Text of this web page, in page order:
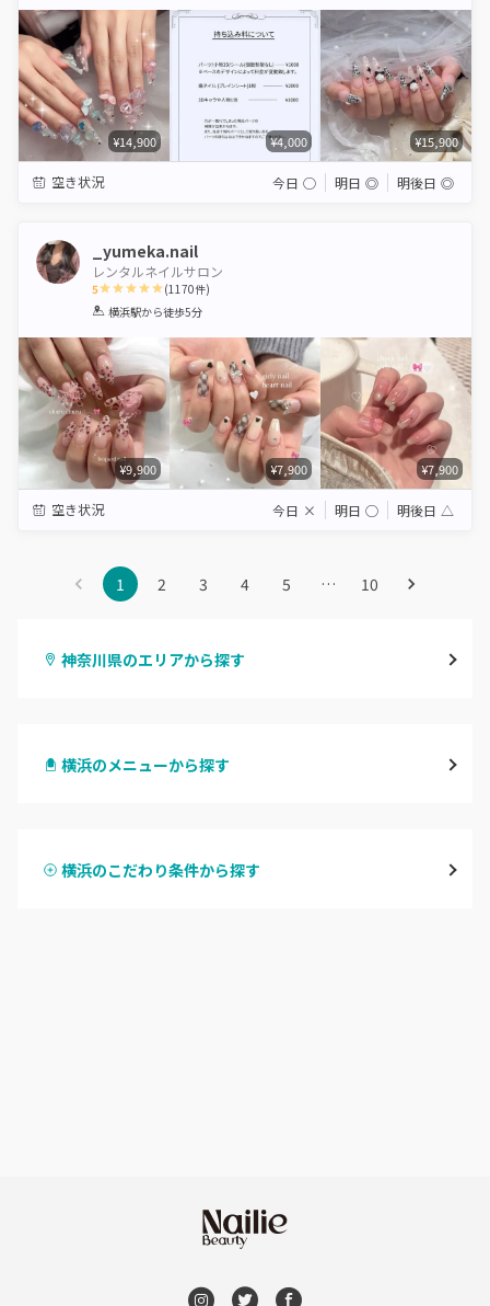
¥14,900 ¥4,000 ¥15,900
空き状況 今日 ◯ 明日 ◎ 明後日 ◎
_yumeka.nail
レンタルネイルサロン
5
1 2 3 4 5
(1170件)
横浜駅から徒歩5分
¥9,900 ¥7,900 ¥7,900
空き状況 今日 × 明日 ◯ 明後日 △
1 2 3 4 5 … 10
神奈川県のエリアから探す
川崎
桜木町・みなとみらい・関内
横浜のメニューから探す
ハンドスカルプ
横浜のこだわり条件から探す